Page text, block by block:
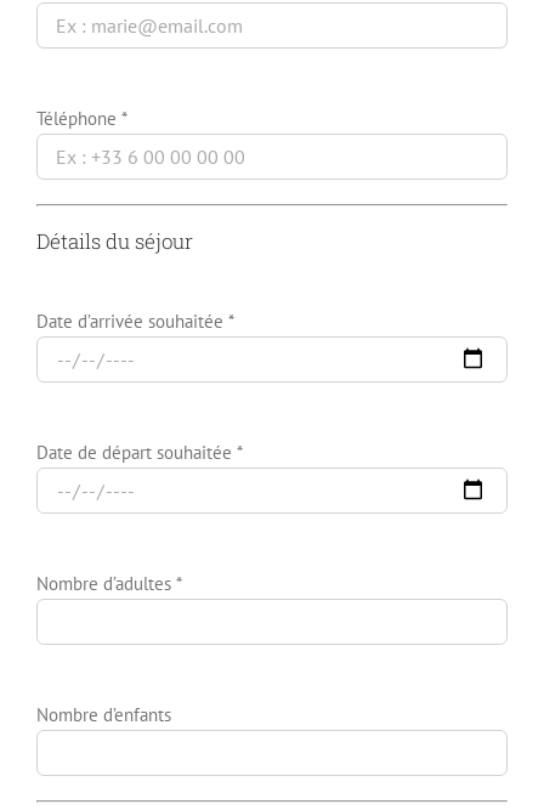
Téléphone *
Détails du séjour
Date d’arrivée souhaitée *
Date de départ souhaitée *
Nombre d’adultes *
Nombre d’enfants